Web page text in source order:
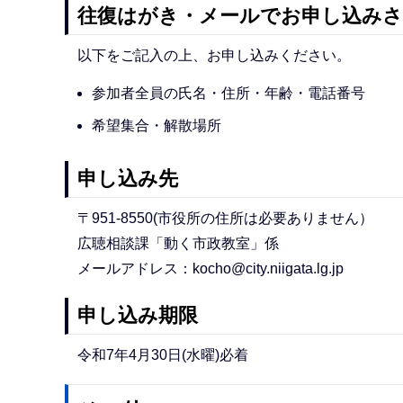
往復はがき・メールでお申し込み
以下をご記入の上、お申し込みください。
参加者全員の氏名・住所・年齢・電話番号
希望集合・解散場所
申し込み先
〒951-8550(市役所の住所は必要ありません）
広聴相談課「動く市政教室」係
メールアドレス：kocho@city.niigata.lg.jp
申し込み期限
令和7年4月30日(水曜)必着